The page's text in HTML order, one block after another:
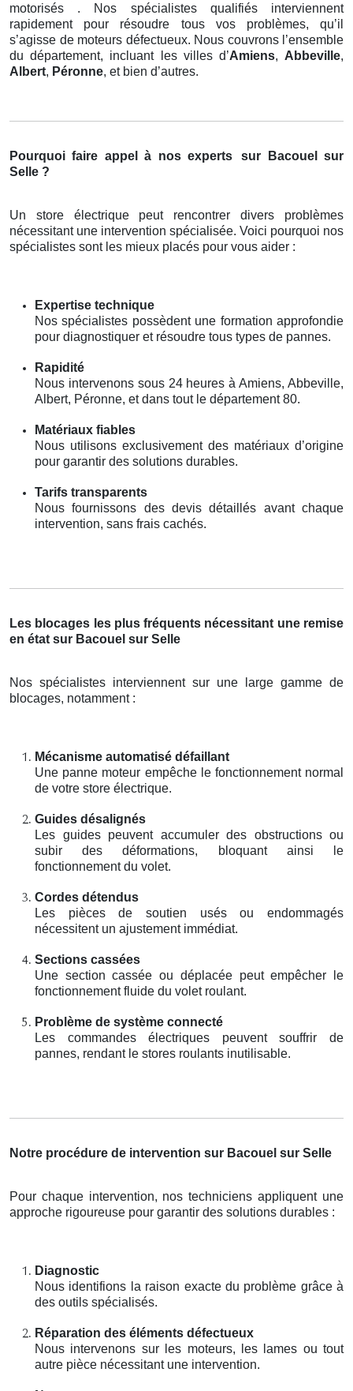
motorisés . Nos spécialistes qualifiés interviennent
rapidement pour résoudre tous vos problèmes, qu’il
s’agisse de moteurs défectueux. Nous couvrons l’ensemble
du département, incluant les villes d’Amiens, Abbeville,
Albert, Péronne, et bien d’autres.
Pourquoi faire appel à nos experts
sur Bacouel sur
Selle ?
Un store électrique peut rencontrer divers problèmes
nécessitant une intervention spécialisée. Voici pourquoi nos
spécialistes sont les mieux placés pour vous aider :
Expertise technique
Nos spécialistes possèdent une formation approfondie
pour diagnostiquer et résoudre tous types de pannes.
Rapidité
Nous intervenons sous 24 heures à Amiens, Abbeville,
Albert, Péronne, et dans tout le département 80.
Matériaux fiables
Nous utilisons exclusivement des matériaux d’origine
pour garantir des solutions durables.
Tarifs transparents
Nous fournissons des devis détaillés avant chaque
intervention, sans frais cachés.
Les blocages les plus fréquents nécessitant une remise
en état sur Bacouel sur Selle
Nos spécialistes interviennent sur une large gamme de
blocages, notamment :
Mécanisme automatisé défaillant
Une panne moteur empêche le fonctionnement normal
de votre store électrique.
Guides désalignés
Les guides peuvent accumuler des obstructions ou
subir des déformations, bloquant ainsi le
fonctionnement du volet.
Cordes détendus
Les pièces de soutien usés ou endommagés
nécessitent un ajustement immédiat.
Sections cassées
Une section cassée ou déplacée peut empêcher le
fonctionnement fluide du volet roulant.
Problème de système connecté
Les commandes électriques peuvent souffrir de
pannes, rendant le stores roulants inutilisable.
Notre procédure de intervention sur Bacouel sur Selle
Pour chaque intervention, nos techniciens appliquent une
approche rigoureuse pour garantir des solutions durables :
Diagnostic
Nous identifions la raison exacte du problème grâce à
des outils spécialisés.
Réparation des éléments défectueux
Nous intervenons sur les moteurs, les lames ou tout
autre pièce nécessitant une intervention.